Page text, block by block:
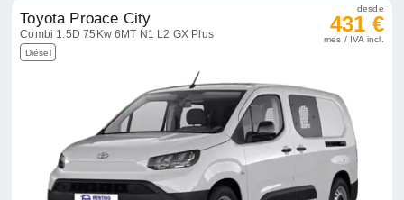
Toyota Proace City
Combi 1.5D 75Kw 6MT N1 L2 GX Plus
Diésel
desde
431 €
mes / IVA incl.